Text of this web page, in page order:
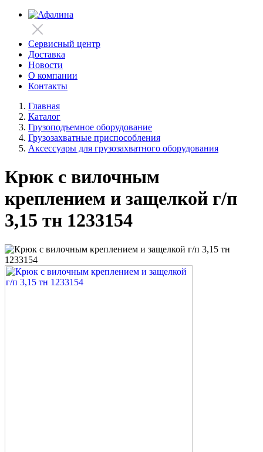
Сервисный центр
Доставка
Новости
О компании
Контакты
Главная
Каталог
Грузоподъемное оборудование
Грузозахватные приспособления
Аксессуары для грузозахватного оборудования
Крюк с вилочным
креплением и защелкой г/п
3,15 тн 1233154